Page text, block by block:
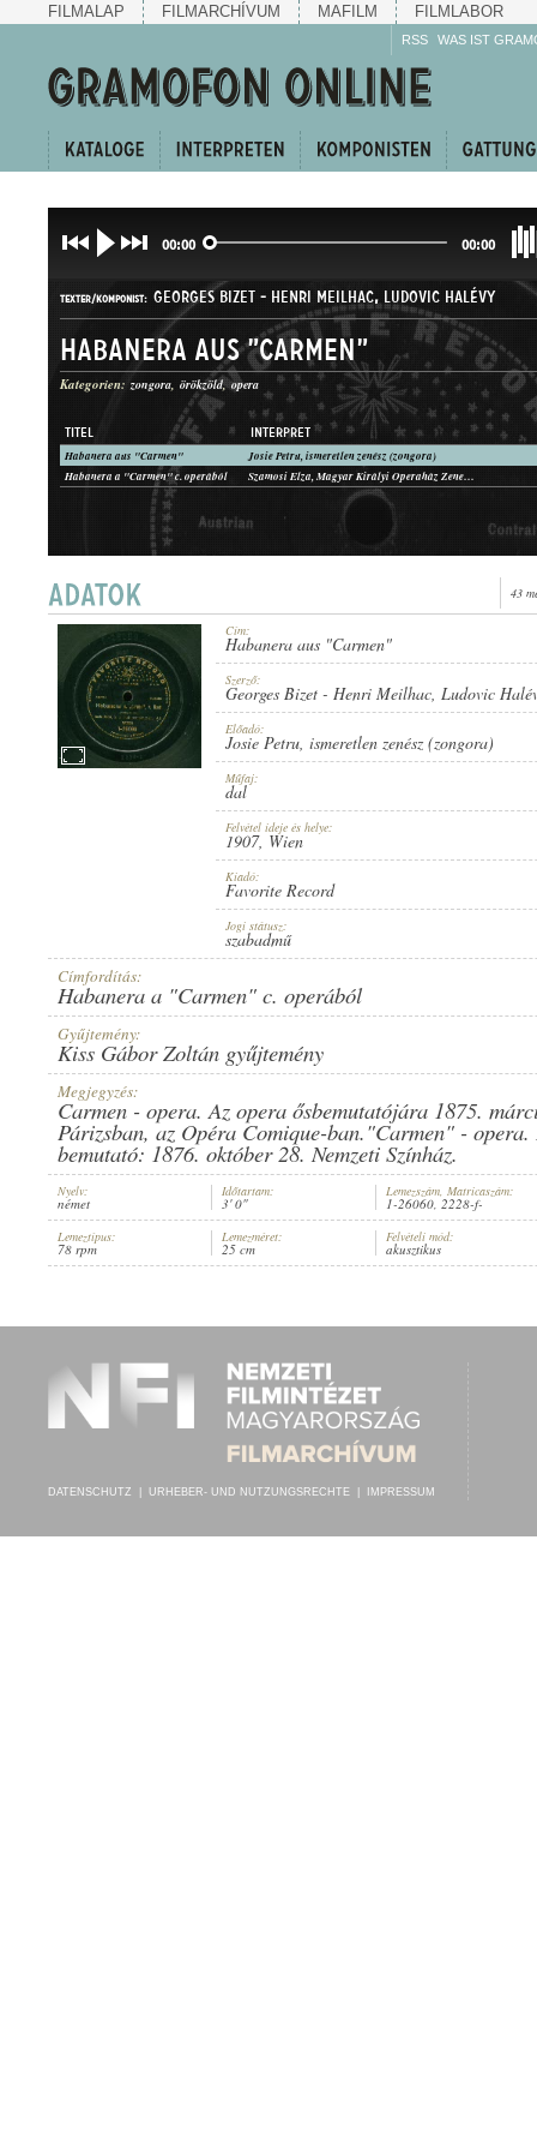
FILMALAP FILMARCHÍVUM MAFILM FILMLABOR
RSS WAS IST
00:00 00:00
INTERPRET: ISMERETLEN ZENÉSZ (ZONGORA)
TEXTER/KOMPONIST: GEORGES BIZET - HENRI MEILHAC, LUDOVIC HALÉVY
GATTUNG: DAL
ERSCHEINUNGSJAHR: 1907
FAVORITE RECORD
PLATTENAUFNAHME: 1-26060
Habanera aus "Carmen"
Kategorien: zongora örökzöld opera
TITEL INTERPRET
Habanera aus "Carmen"
Josie Petru, ismeretlen zenész (zongora)
Habanera a "Carmen" c. operából
Szamosi Elza, Magyar Királyi Operaház Zenekara
43
Cím:
Habanera aus "Carmen"
Szerző:
Georges Bizet - Henri Meilhac, Ludovic
Előadó:
Josie Petru, ismeretlen zenész (zongora)
Műfaj:
dal
Felvétel ideje és helye:
1907, Wien
Kiadó:
Favorite Record
Jogi státusz:
szabadmű
Címfordítás:
Habanera a "Carmen" c. operából
Gyűjtemény:
Kiss Gábor Zoltán gyűjtemény
Megjegyzés:
Carmen - opera. Az opera ősbemutatójára 1875.
Párizsban, az Opéra Comique-ban."Carmen" - opera.
bemutató: 1876. október 28. Nemzeti Színház.
Nyelv:
német
Időtartam:
3' 0"
Lemezszám, Matricaszám:
1-26060, 2228-f-
Lemeztípus:
78 rpm
Lemezméret:
25 cm
Felvételi mód:
akusztikus
DATENSCHUTZ URHEBER- UND NUTZUNGSRECHTE IMPRESSUM